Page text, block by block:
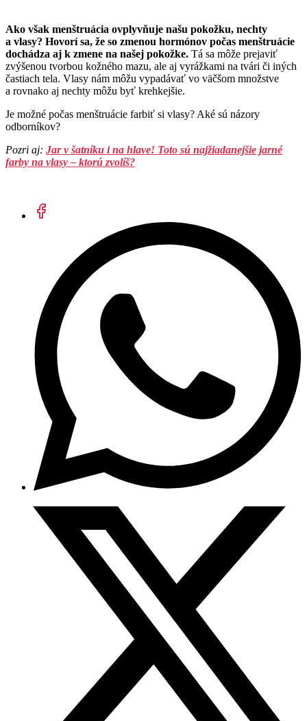
Ako však menštruácia ovplyvňuje našu pokožku, nechty
a vlasy? Hovorí sa, že so zmenou hormónov počas menštruácie
dochádza aj k zmene na našej pokožke. Tá sa môže prejaviť
zvýšenou tvorbou kožného mazu, ale aj vyrážkami na tvári či iných
častiach tela. Vlasy nám môžu vypadávať vo väčšom množstve
a rovnako aj nechty môžu byť krehkejšie.
Je možné počas menštruácie farbiť si vlasy? Aké sú názory
odborníkov?
Pozri aj: Jar v šatníku i na hlave! Toto sú najžiadanejšie jarné
farby na vlasy – ktorú zvolíš?